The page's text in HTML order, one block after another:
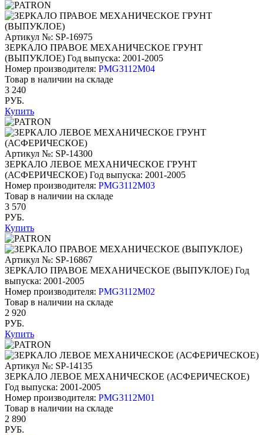
Артикул №: SP-16975
ЗЕРКАЛО ПРАВОЕ МЕХАНИЧЕСКОЕ ГРУНТ
(ВЫПУКЛОЕ) Год выпуска: 2001-2005
Номер производителя: PMG3112M04
Товар в наличии на складе
3 240
РУБ.
Купить
Артикул №: SP-14300
ЗЕРКАЛО ЛЕВОЕ МЕХАНИЧЕСКОЕ ГРУНТ
(АСФЕРИЧЕСКОЕ) Год выпуска: 2001-2005
Номер производителя: PMG3112M03
Товар в наличии на складе
3 570
РУБ.
Купить
Артикул №: SP-16867
ЗЕРКАЛО ПРАВОЕ МЕХАНИЧЕСКОЕ (ВЫПУКЛОЕ) Год
выпуска: 2001-2005
Номер производителя: PMG3112M02
Товар в наличии на складе
2 920
РУБ.
Купить
Артикул №: SP-14135
ЗЕРКАЛО ЛЕВОЕ МЕХАНИЧЕСКОЕ (АСФЕРИЧЕСКОЕ)
Год выпуска: 2001-2005
Номер производителя: PMG3112M01
Товар в наличии на складе
2 890
РУБ.